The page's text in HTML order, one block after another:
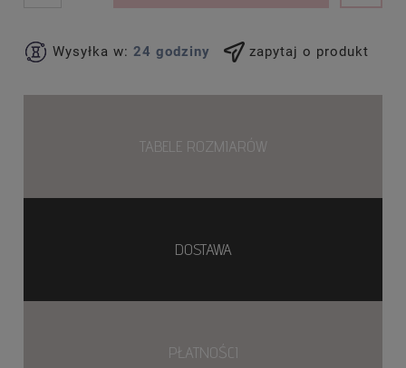
Wysyłka w: 24 godziny zapytaj o produkt
TABELE ROZMIARÓW
DOSTAWA
PŁATNOŚCI